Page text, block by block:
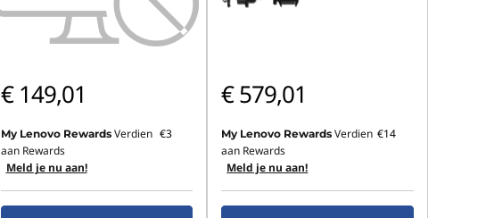
€ 149,01
My Lenovo Rewards Verdien €3
aan Rewards
Meld je nu aan!
€ 579,01
My Lenovo Rewards Verdien €14
aan Rewards
Meld je nu aan!